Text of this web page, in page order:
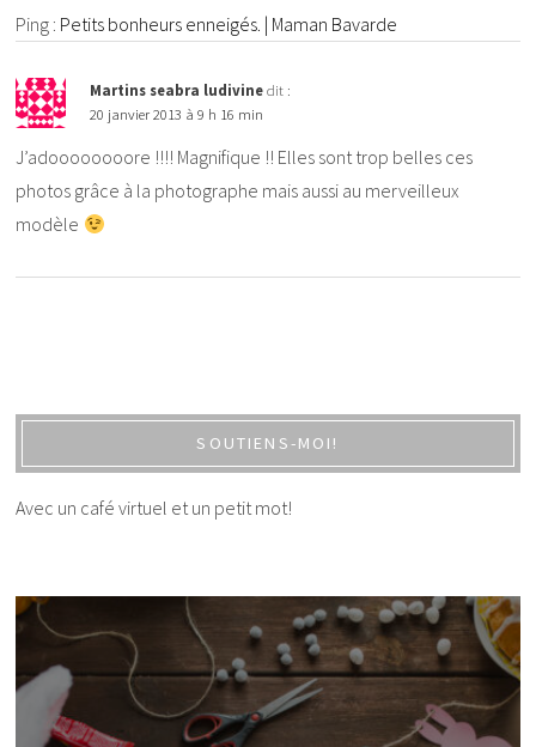
Ping : Petits bonheurs enneigés. | Maman Bavarde
Martins seabra ludivine dit :
20 janvier 2013 à 9 h 16 min
J’adoooooooore !!!! Magnifique !! Elles sont trop belles ces
photos grâce à la photographe mais aussi au merveilleux
modèle
SOUTIENS-MOI!
Avec un café virtuel et un petit mot!